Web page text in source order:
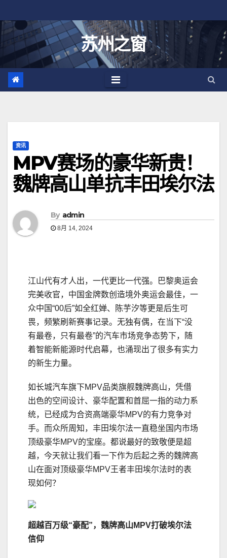
至
苏州之窗
资讯
MPV赛场的豪华新贵！
魏牌高山单抗丰田埃尔法
By admin
8月 14, 2024
江山代有才人出，一代更比一代强。巴黎奥运会
完美收官，中国金牌数创造境外奥运会最佳，一
众中国“00后”如全红婵、陈芋汐等更是后生可
畏，频繁刷新赛事记录。无独有偶，在当下“没
有最卷，只有最卷”的汽车市场竞争态势下，随
着智能新能源时代启幕，也涌现出了很多有实力
的新生力量。
如长城汽车旗下MPV品类旗舰魏牌高山，凭借
出色的空间设计、豪华配置和首屈一指的动力系
统，已经成为合资高端豪华MPV的有力竞争对
手。而众所周知，丰田埃尔法一直稳坐国内市场
顶级豪华MPV的宝座。都说最好的致敬便是超
越，今天就让我们看一下作为后起之秀的魏牌高
山在面对顶级豪华MPV王者丰田埃尔法时的表
现如何？
超越百万级“豪配”，魏牌高山MPV打破埃尔法
信仰